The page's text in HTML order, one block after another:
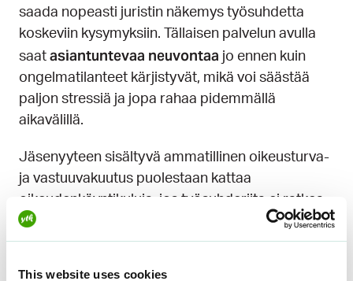
This website uses cookies
saada nopeasti juristin näkemys työsuhdetta
koskeviin kysymyksiin. Tällaisen palvelun avulla
saat asiantuntevaa neuvontaa jo ennen kuin
ongelmatilanteet kärjistyvät, mikä voi säästää
paljon stressiä ja jopa rahaa pidemmällä
aikavälillä.
Jäsenyyteen sisältyvä ammatillinen oikeusturva-
ja vastuuvakuutus puolestaan kattaa
oikeudenkäyntikuluja, jos työsuhderiita ei ratkea
neuvotellen. Ilman vakuutusta
oikeudenkäyntikulut voivat nousta tuhansiin